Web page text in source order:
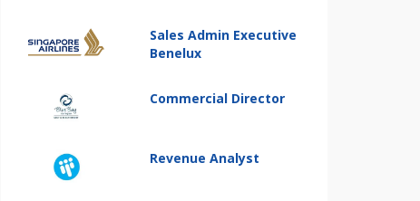
Sales Admin Executive
Benelux
Commercial Director
Revenue Analyst